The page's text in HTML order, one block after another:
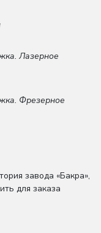
Лазерное
Фрезерное
завода «Бакра»,
для заказа